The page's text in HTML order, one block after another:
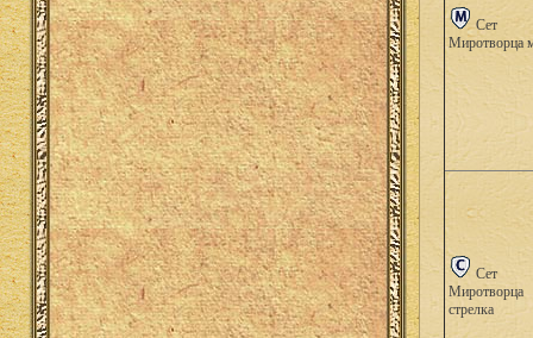
Сет
Миротворца
Сет
Миротворца
стрелка